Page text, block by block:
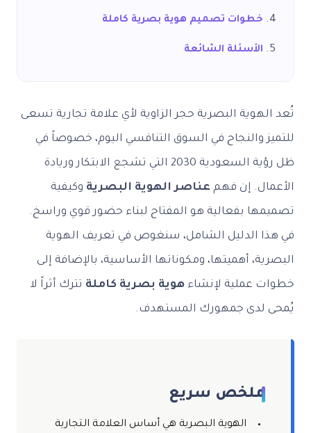
خطوات تصميم هوية بصرية كاملة
الأسئلة الشائعة
تُعد الهوية البصرية حجر الزاوية لأي علامة تجارية تسعى
للتميز والنجاح في السوق التنافسي اليوم، خصوصاً في
ظل رؤية السعودية 2030 التي تشجع الابتكار وريادة
الأعمال. إن فهم عناصر الهوية البصرية وكيفية
تصميمها بفعالية هو المفتاح لبناء حضور قوي وراسخ.
في هذا الدليل الشامل، سنغوص في تعريف الهوية
البصرية، أهميتها، ومكوناتها الأساسية، بالإضافة إلى
خطوات عملية لإنشاء هوية بصرية كاملة تترك أثراً لا
يُمحى لدى جمهورك المستهدف.
ملخص سريع
الهوية البصرية هي أساس العلامة التجارية